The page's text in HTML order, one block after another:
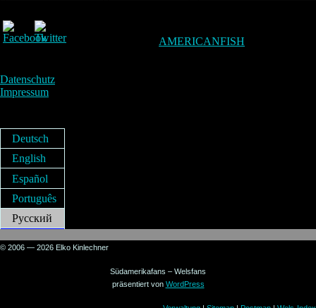
AMERICANFISH
Datenschutz
Impressum
Deutsch
English
Español
Português
Русский
© 2006 — 2026 Elko Kinlechner
Südamerikafans – Welsfans
präsentiert von WordPress